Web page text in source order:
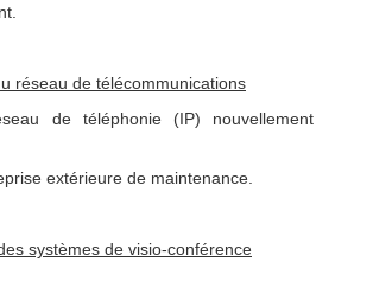
réseau de télécommunications
de téléphonie (IP) nouvellement
extérieure de maintenance.
systèmes de visio-conférence